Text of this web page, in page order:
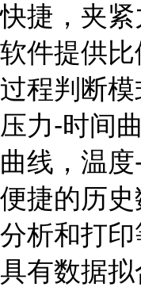
快捷，夹紧
软件提供
过程判断
压力-时间
曲线，温
便捷的历史
分析和打印
具有数据